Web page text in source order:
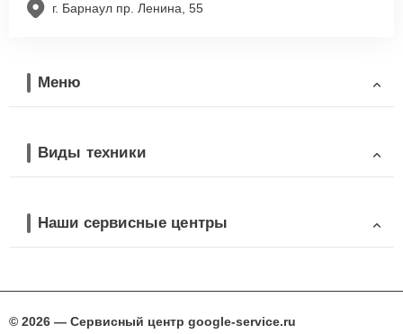
г. Барнаул пр. Ленина, 55
Меню
Виды техники
Наши сервисные центры
© 2026 — Сервисный центр google-service.ru